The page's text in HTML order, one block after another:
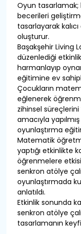
Oyun tasarlamak;
becerileri
tasarlayarak
oluşturur.
Başakşehir Living
düzenlediği
harmanlayıp
eğitimine ev
Çocukların
eğlenerek
zihinsel
amacıyla
oyunlaştırma
Matematik
yaptığı etkinlikte
öğrenmelere
senkron atölye
oyunlaştırmada
anlatıldı.
Etkinlik sonunda
senkron atölye
tasarlamanın